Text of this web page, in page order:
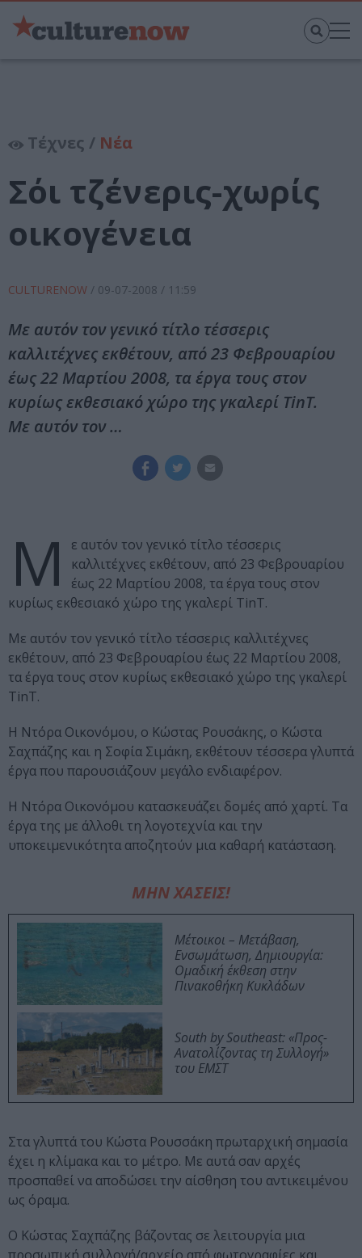
Τέχνες / Νέα
Σόι τζένερις-χωρίς
οικογένεια
CULTURENOW / 09-07-2008 / 11:59
Με αυτόν τον γενικό τίτλο τέσσερις
καλλιτέχνες εκθέτουν, από 23 Φεβρουαρίου
έως 22 Μαρτίου 2008, τα έργα τους στον
κυρίως εκθεσιακό χώρο της γκαλερί ΤinΤ.
Με αυτόν τον …
Μ
ε αυτόν τον γενικό τίτλο τέσσερις
καλλιτέχνες εκθέτουν, από 23 Φεβρουαρίου
έως 22 Μαρτίου 2008, τα έργα τους στον
κυρίως εκθεσιακό χώρο της γκαλερί ΤinΤ.
Με αυτόν τον γενικό τίτλο τέσσερις καλλιτέχνες
εκθέτουν, από 23 Φεβρουαρίου έως 22 Μαρτίου 2008,
τα έργα τους στον κυρίως εκθεσιακό χώρο της γκαλερί
ΤinΤ.
Η Ντόρα Οικονόμου, ο Κώστας Ρουσάκης, ο Κώστα
Σαχπάζης και η Σοφία Σιμάκη, εκθέτουν τέσσερα γλυπτά
έργα που παρουσιάζουν μεγάλο ενδιαφέρον.
Η Ντόρα Oικονόμου κατασκευάζει δομές από χαρτί. Τα
έργα της με άλλοθι τη λογοτεχνία και την
υποκειμενικότητα αποζητούν μια καθαρή κατάσταση.
ΜΗΝ ΧΑΣΕΙΣ!
Μέτοικοι – Μετάβαση,
Ενσωμάτωση, Δημιουργία:
Ομαδική έκθεση στην
Πινακοθήκη Κυκλάδων
South by Southeast: «Προς-
Ανατολίζοντας τη Συλλογή»
του ΕΜΣΤ
Στα γλυπτά του Κώστα Ρουσσάκη πρωταρχική σημασία
έχει η κλίμακα και το μέτρο. Με αυτά σαν αρχές
προσπαθεί να αποδώσει την αίσθηση του αντικειμένου
ως όραμα.
Ο Κώστας Σαχπάζης βάζοντας σε λειτουργία μια